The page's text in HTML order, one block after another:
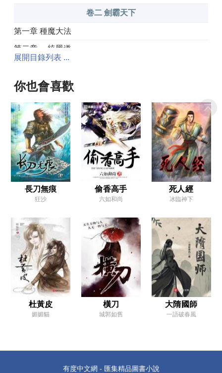
卷二 劍霸天下
第一章 種魔大法
第二章 一統黑道
第四章 神秘巨舫
第六章 絕處逢生
第七章 當時明月在
卷三 刃冷情深
第一章 情到濃時
第二章 山雨欲來
第四章 戰書
第五章 「獨行盜」范良極
第六章 糾纏不清
第七章 「邪靈」厲若海
第八章 挑戰龐斑
第九章 浴血蘭溪
展開目錄列表 ...
你也會喜歡
長刀無痕
狂沙
偷香高手
六如和尚
死人經
冰臨神下
杜黃皮
媚媚貓
橫刀
城郭如舊
大隋國師
一語破春風
有度中文網 - 匯集精品圖書小說